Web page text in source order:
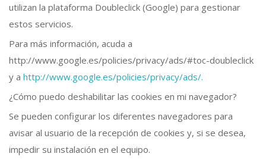
utilizan la plataforma Doubleclick (Google) para gestionar
estos servicios.
Para más información, acuda a
http://www.google.es/policies/privacy/ads/#toc-doubleclick
y a http://www.google.es/policies/privacy/ads/.
¿Cómo puedo deshabilitar las cookies en mi navegador?
Se pueden configurar los diferentes navegadores para
avisar al usuario de la recepción de cookies y, si se desea,
impedir su instalación en el equipo.